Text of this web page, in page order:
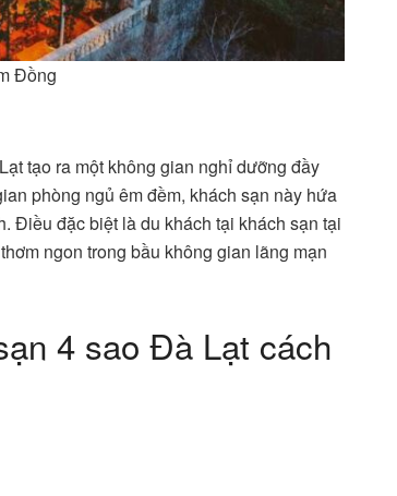
Đồng
tạo ra một không gian nghỉ dưỡng đầy
phòng ngủ êm đềm, khách sạn này hứa
Điều đặc biệt là du khách tại khách sạn tại
ngon trong bầu không gian lãng mạn
4 sao Đà Lạt cách